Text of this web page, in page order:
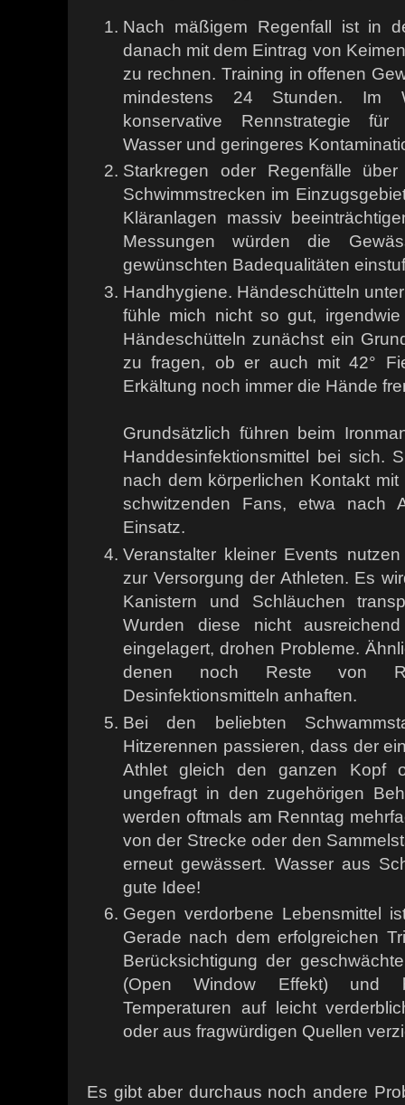
Nach mäßigem Regenfall ist in
danach mit dem Eintrag von
zu rechnen. Training in offenen
mindestens 24 Stunden. Im
konservative Rennstrategie für
Wasser und geringeres
Starkregen oder Regenfälle
Schwimmstrecken im
Kläranlagen massiv
Messungen würden die
gewünschten Badequalitäten
Handhygiene. Händeschütteln
fühle mich nicht so gut,
Händeschütteln zunächst ein
zu fragen, ob er auch mit 42°
Erkältung noch immer die Hände
Grundsätzlich führen beim
Handdesinfektionsmittel bei sich.
nach dem körperlichen Kontakt
schwitzenden Fans, etwa nach
Einsatz.
Veranstalter kleiner Events
zur Versorgung der Athleten. Es
Kanistern und Schläuchen
Wurden diese nicht
eingelagert, drohen Probleme.
denen noch Reste von
Desinfektionsmitteln anhaften.
Bei den beliebten
Hitzerennen passieren, dass der
Athlet gleich den ganzen Kopf
ungefragt in den zugehörigen
werden oftmals am Renntag
von der Strecke oder den
erneut gewässert. Wasser aus
gute Idee!
Gegen verdorbene Lebensmittel
Gerade nach dem erfolgreichen
Berücksichtigung der
(Open Window Effekt) und
Temperaturen auf leicht
oder aus fragwürdigen Quellen
Es gibt aber durchaus noch andere